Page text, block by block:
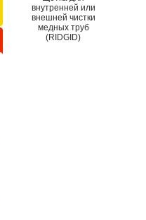
внутренней или
внешней чистки
медных труб
(RIDGID)